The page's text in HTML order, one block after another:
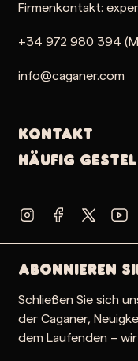
Firmenkontakt:
+34 972 980 394
info@caganer.com
Kontakt
Häufig
Abonnieren
Schließen Sie sich
der Caganer,
dem Laufenden –